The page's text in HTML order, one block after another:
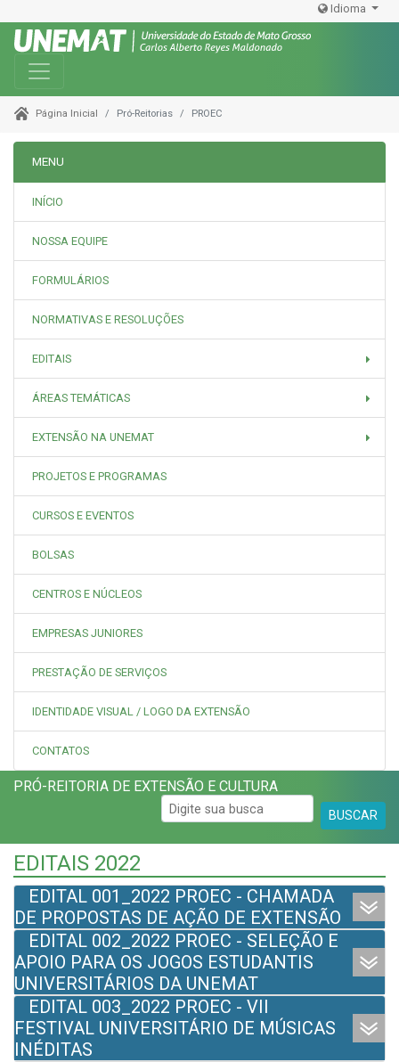
Idioma
Toggle navigation
Página Inicial Pró-Reitorias PROEC
MENU
INÍCIO
NOSSA EQUIPE
FORMULÁRIOS
NORMATIVAS E RESOLUÇÕES
EDITAIS
ÁREAS TEMÁTICAS
EXTENSÃO NA UNEMAT
PROJETOS E PROGRAMAS
CURSOS E EVENTOS
BOLSAS
CENTROS E NÚCLEOS
EMPRESAS JUNIORES
PRESTAÇÃO DE SERVIÇOS
IDENTIDADE VISUAL / LOGO DA EXTENSÃO
CONTATOS
PRÓ-REITORIA DE EXTENSÃO E CULTURA
BUSCAR
EDITAIS 2022
EDITAL 001_2022 PROEC - CHAMADA
DE PROPOSTAS DE AÇÃO DE EXTENSÃO
EDITAL 002_2022 PROEC - SELEÇÃO E
APOIO PARA OS JOGOS ESTUDANTIS
UNIVERSITÁRIOS DA UNEMAT
EDITAL 003_2022 PROEC - VII
FESTIVAL UNIVERSITÁRIO DE MÚSICAS
INÉDITAS